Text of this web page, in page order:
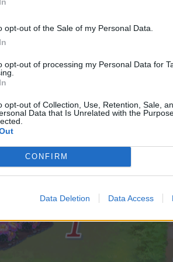
opt-out of the Sale of my Personal Data.
opt-out of processing my Personal Data for
opt-out of Collection, Use, Retention, Sale,
Data that Is Unrelated with the
CONFIRM
Data Deletion Data Access
не действат бонусите, бустерите и
напълно отключено в началото на